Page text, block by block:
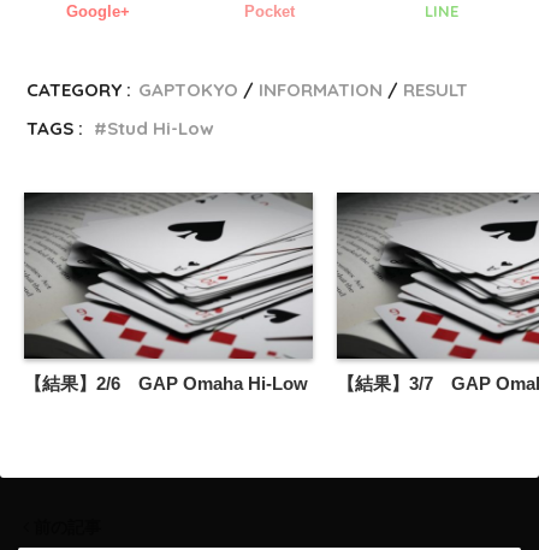
Google+ Pocket LINE
CATEGORY : GAPTOKYO INFORMATION
RESULT
TAGS :
Stud Hi-Low
【結果】2/6 GAP Omaha Hi-Low 【結果】3/7 GAP